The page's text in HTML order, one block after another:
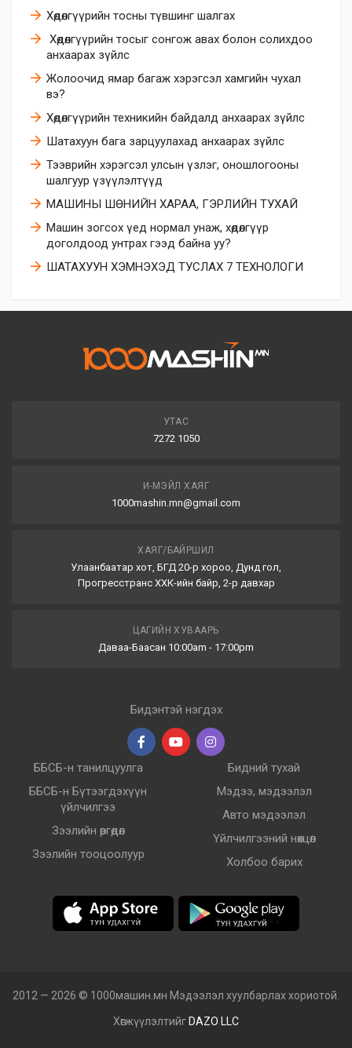
Хөдөлгүүрийн тосны түвшинг шалгах
​ Хөдөлгүүрийн тосыг сонгож авах болон солихдоо
анхаарах зүйлс
​Жолоочид ямар багаж хэрэгсэл хамгийн чухал
вэ?
Хөдөлгүүрийн техникийн байдалд анхаарах зүйлс
Шатахуун бага зарцуулахад анхаарах зүйлс
Тээврийн хэрэгсэл улсын үзлэг, оношлогооны
шалгуур үзүүлэлтүүд
МАШИНЫ ШӨНИЙН ХАРАА, ГЭРЛИЙН ТУХАЙ
Машин зогсох үед нормал унаж, хөдөлгүүр
доголдоод унтрах гээд байна уу?
ШАТАХУУН ХЭМНЭХЭД ТУСЛАХ 7 ТЕХНОЛОГИ
УТАС
7272 1050
И-МЭЙЛ ХАЯГ
1000mashin.mn@gmail.com
ХАЯГ/БАЙРШИЛ
Улаанбаатар хот, БГД 20-р хороо, Дунд гол,
Прогресстранс ХХК-ийн байр, 2-р давхар
ЦАГИЙН ХУВААРЬ
Даваа-Баасан 10:00am - 17:00pm
Бидэнтэй нэгдэх
ББСБ-н танилцуулга
ББСБ-н Бүтээгдэхүүн
үйлчилгээ
Зээлийн өргөдөл
Зээлийн тооцоолуур
Бидний тухай
Мэдээ, мэдээлэл
Авто мэдээлэл
Үйлчилгээний нөхцөл
Холбоо барих
2012 — 2026 © 1000машин.мн Мэдээлэл хуулбарлах хориотой.
Хөгжүүлэлтийг DAZO LLC